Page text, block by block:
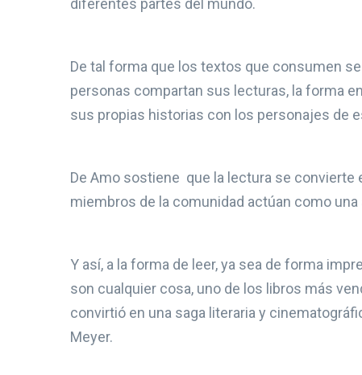
De tal forma que los textos que consumen
personas compartan sus lecturas, la forma
sus propias historias con los personajes de
De Amo sostiene que la lectura se
miembros de la comunidad actúan como
Y así, a la forma de leer, ya sea de forma
son cualquier cosa, uno de los libros más
convirtió en una saga literaria y
Meyer.